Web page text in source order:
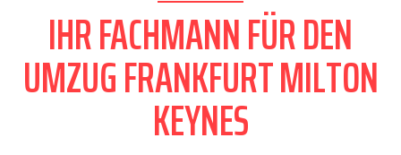
IHR FACHMANN FÜR DEN
UMZUG FRANKFURT MILTON
KEYNES